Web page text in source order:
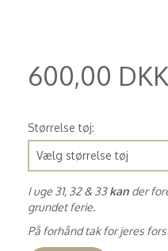
600,00 DKK
Størrelse tøj:
I uge 31, 32 & 33kan der
grundet ferie.
På forhånd tak for jeres